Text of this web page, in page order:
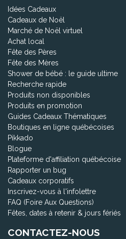
Idées Cadeaux
Cadeaux de Noël
Marché de Noël virtuel
Achat local
Fête des Pères
Fête des Mères
Shower de bébé : le guide ultime
Recherche rapide
Produits non disponibles
Produits en promotion
Guides Cadeaux Thématiques
Boutiques en ligne québécoises
Pikkado
Blogue
Plateforme d'affiliation québécoise
Rapporter un bug
Cadeaux corporatifs
Inscrivez-vous à l'infolettre
FAQ (Foire Aux Questions)
Fêtes, dates à retenir & jours fériés
CONTACTEZ-NOUS